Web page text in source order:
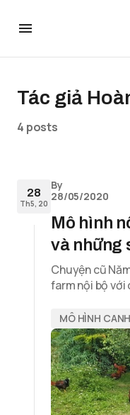
Tác giả
4 posts
28
Th5, 20
By
28/05/2020
Mô hình
và những
Chuyện cũ
farm nội bộ với
MÔ HÌNH